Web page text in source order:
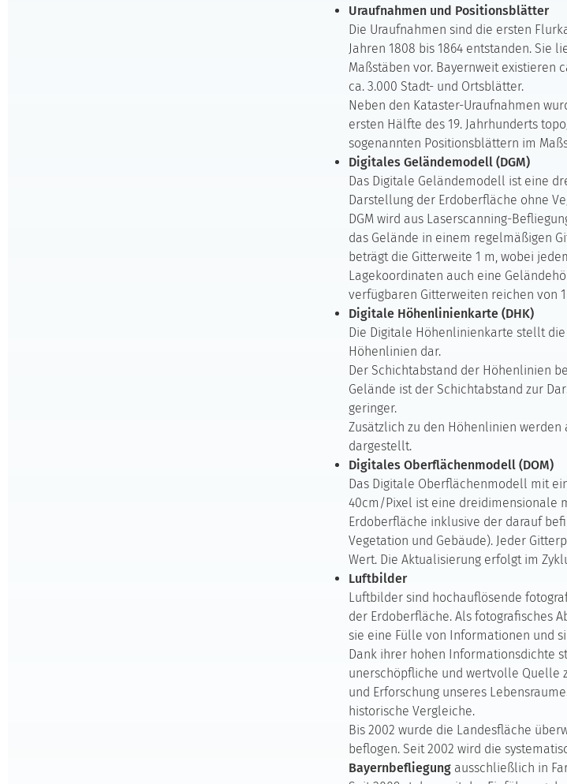
Uraufnahmen und Positionsblätter
Die Uraufnahmen sind die ersten
Jahren 1808 bis 1864 entstanden. Sie
Maßstäben vor. Bayernweit existieren
ca. 3.000 Stadt- und Ortsblätter.
Neben den Kataster-Uraufnahmen
ersten Hälfte des 19. Jahrhunderts
sogenannten Positionsblättern im
Digitales Geländemodell (DGM)
Das Digitale Geländemodell ist eine
Darstellung der Erdoberfläche ohne
DGM wird aus Laserscanning-
das Gelände in einem regelmäßigen
beträgt die Gitterweite 1 m, wobei
Lagekoordinaten auch eine
verfügbaren Gitterweiten reichen von
Digitale Höhenlinienkarte (DHK)
Die Digitale Höhenlinienkarte stellt
Höhenlinien dar.
Der Schichtabstand der Höhenlinien
Gelände ist der Schichtabstand zur
geringer.
Zusätzlich zu den Höhenlinien
dargestellt.
Digitales Oberflächenmodell (DOM)
Das Digitale Oberflächenmodell mit
40cm/Pixel ist eine dreidimensionale
Erdoberfläche inklusive der darauf
Vegetation und Gebäude). Jeder
Wert. Die Aktualisierung erfolgt im
Luftbilder
Luftbilder sind hochauflösende
der Erdoberfläche. Als fotografisches
sie eine Fülle von Informationen und
Dank ihrer hohen Informationsdichte
unerschöpfliche und wertvolle Quelle
und Erforschung unseres
historische Vergleiche.
Bis 2002 wurde die Landesfläche
beflogen. Seit 2002 wird die
Bayernbefliegung ausschließlich in